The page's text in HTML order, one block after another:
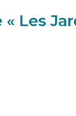
Les